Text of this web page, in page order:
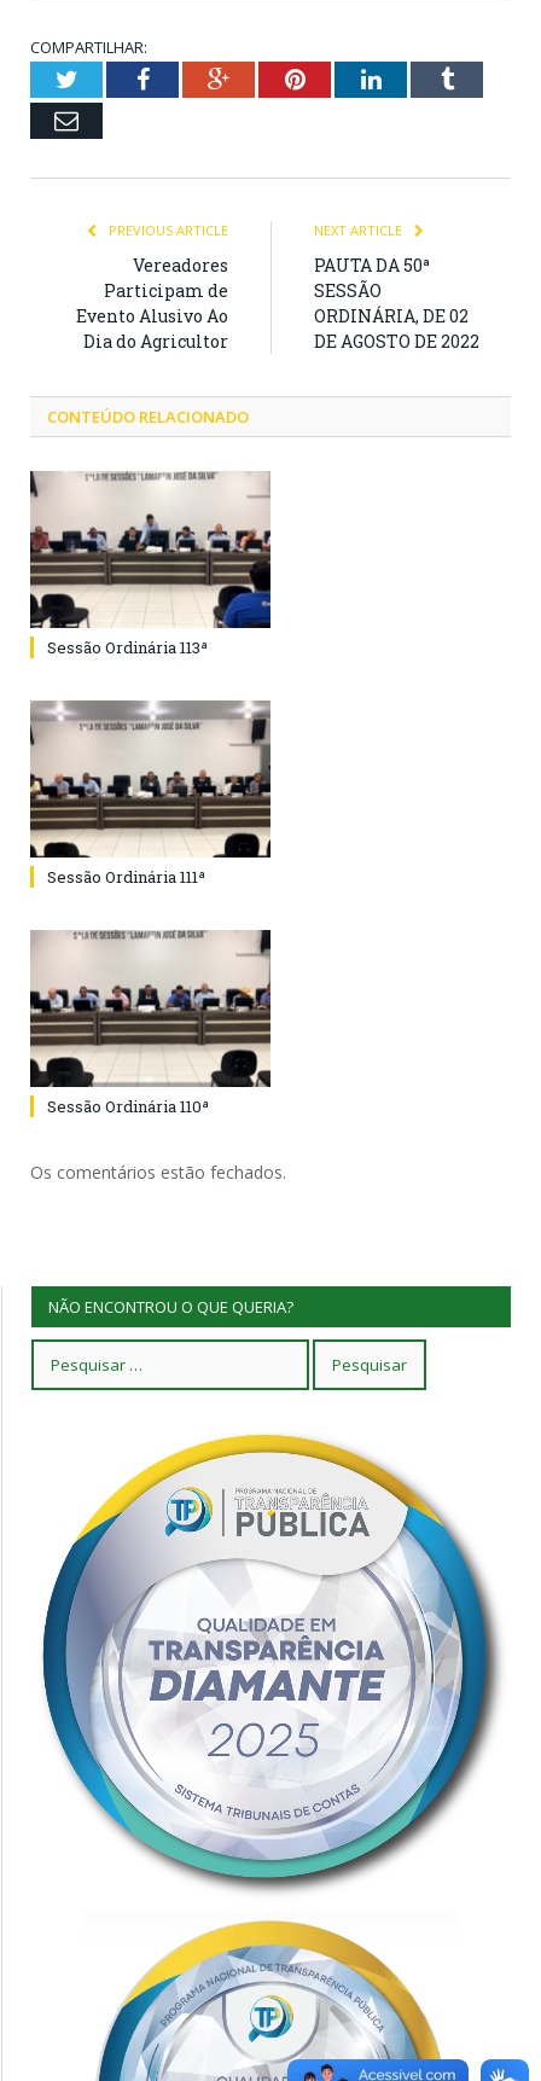
COMPARTILHAR:
TwitterFacebookGoogle+PinterestLinkedInTumblr
Email
PREVIOUS ARTICLE
Vereadores
Participam de
Evento Alusivo Ao
Dia do Agricultor
NEXT ARTICLE
PAUTA DA 50ª
SESSÃO
ORDINÁRIA, DE 02
DE AGOSTO DE 2022
CONTEÚDO RELACIONADO
Sessão Ordinária 113ª
Sessão Ordinária 111ª
Sessão Ordinária 110ª
Os comentários estão fechados.
NÃO ENCONTROU O QUE QUERIA?